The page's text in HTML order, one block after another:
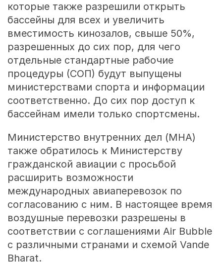
которые также разрешили открыть
бассейны для всех и увеличить
вместимость кинозалов, свыше 50%,
разрешенных до сих пор, для чего
отдельные стандартные рабочие
процедуры (СОП) будут выпущены
министерствами спорта и информации
соответственно. До сих пор доступ к
бассейнам имели только спортсмены.
Министерство внутренних дел (MHA)
также обратилось к Министерству
гражданской авиации с просьбой
расширить возможности
международных авиаперевозок по
согласованию с ним. В настоящее время
воздушные перевозки разрешены в
соответствии с соглашениями Air Bubble
с различными странами и схемой Vande
Bharat.